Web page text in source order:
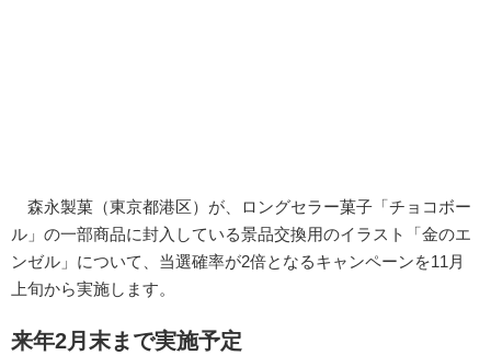
森永製菓（東京都港区）が、ロングセラー菓子「チョコボー
ル」の一部商品に封入している景品交換用のイラスト「金のエ
ンゼル」について、当選確率が2倍となるキャンペーンを11月
上旬から実施します。
来年2月末まで実施予定